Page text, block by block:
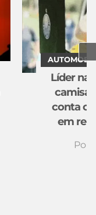
Líder na
conta
em
Por